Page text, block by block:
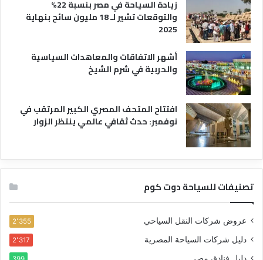
زيادة السياحة في مصر بنسبة 22%
والتوقعات تشير لـ 18 مليون سائح بنهاية
2025
أشهر الاتفاقات والمعاهدات السياسية
والحربية في شرم الشيخ
افتتاح المتحف المصري الكبير المرتقب في
نوفمبر: حدث ثقافي عالمي ينتظر الزوار
تصنيفات للسياحة دوت كوم
عروض شركات النقل السياحي 2٬355
دليل شركات السياحة المصرية 2٬317